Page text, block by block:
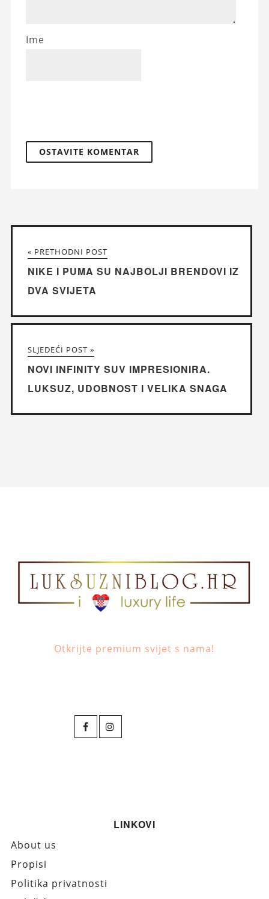
Ime
« PRETHODNI POST
NIKE I PUMA SU NAJBOLJI BRENDOVI IZ
DVA SVIJETA
SLJEDEĆI POST »
NOVI INFINITY SUV IMPRESIONIRA.
LUKSUZ, UDOBNOST I VELIKA SNAGA
Otkrijte premium svijet s nama!
LINKOVI
About us
Propisi
Politika privatnosti